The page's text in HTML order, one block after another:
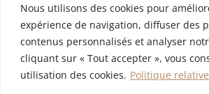
Nous utilisons des cookies pour
expérience de navigation, diffuser des
contenus personnalisés et analyser
cliquant sur « Tout accepter », vous
utilisation des cookies. Politique
Bonjour tout le monde !
Donec iaculis gravida nulla
Etiam bibendum elit eget erat
Praesent id justo in neque elementum